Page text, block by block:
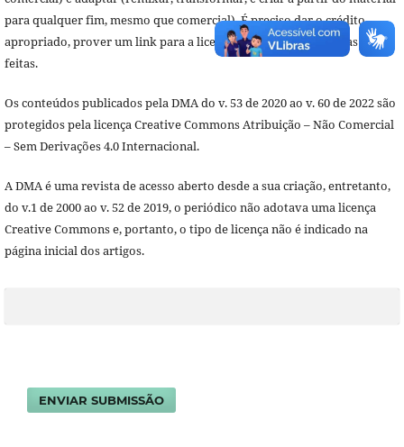
para qualquer fim, mesmo que comercial). É preciso dar o crédito
apropriado, prover um link para a licença e indicar se mudanças foram
feitas.
Os conteúdos publicados pela DMA do v. 53 de 2020 ao v. 60 de 2022 são
protegidos pela licença Creative Commons Atribuição – Não Comercial
– Sem Derivações 4.0 Internacional.
A DMA é uma revista de acesso aberto desde a sua criação, entretanto,
do v.1 de 2000 ao v. 52 de 2019, o periódico não adotava uma licença
Creative Commons e, portanto, o tipo de licença não é indicado na
página inicial dos artigos.
ENVIAR SUBMISSÃO